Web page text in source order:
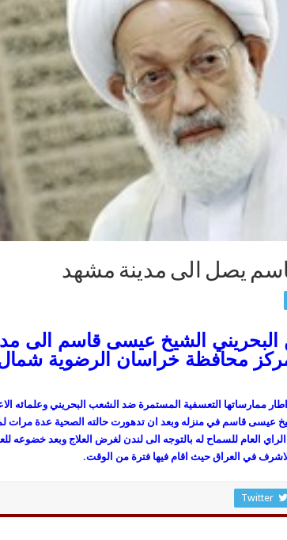
يصل الى مدينة مشهد
الشيخ عيسى قاسم الى
محافظة خراسان الرضوية
ممارساتها التعسفية المستمرة ضد الشعب البحريني وعلمائه
عيسى قاسم في منزله وبعد ان تدهورت حالته الصحية عدة مرات
العام للسماح له بالتوجه الى لندن لغرض العلاج وبعد خضوعه
في العراق حيث اقام فيها فترة من الوقت.
Twitter